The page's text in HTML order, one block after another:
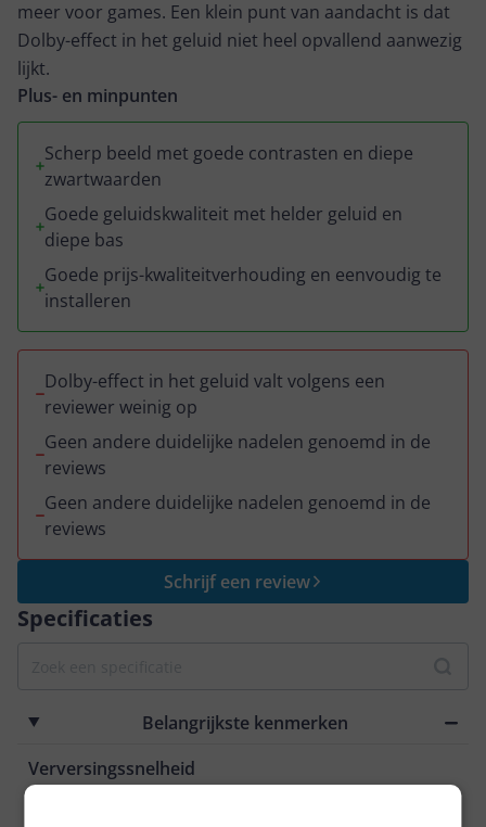
Specificaties
Belangrijkste kenmerken
Verversingssnelheid
meer voor games. Een klein punt van aandacht is dat
Dolby-effect in het geluid niet heel opvallend aanwezig
lijkt.
Plus- en minpunten
Scherp beeld met goede contrasten en diepe
zwartwaarden
Goede geluidskwaliteit met helder geluid en
diepe bas
Goede prijs-kwaliteitverhouding en eenvoudig te
installeren
Dolby-effect in het geluid valt volgens een
reviewer weinig op
Geen andere duidelijke nadelen genoemd in de
reviews
Geen andere duidelijke nadelen genoemd in de
reviews
Schrijf een review